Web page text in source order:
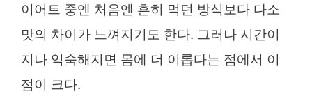
이어트 중엔 처음엔 흔히 먹던 방식보다 다소
맛의 차이가 느껴지기도 한다. 그러나 시간이
지나 익숙해지면 몸에 더 이롭다는 점에서 이
점이 크다.